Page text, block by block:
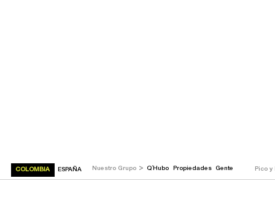
COLOMBIA ESPAÑA Nuestro Grupo > Q´Hubo Propiedades Gente Pico y